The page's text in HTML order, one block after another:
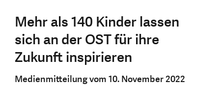
Mehr als 140 Kinder lassen
sich an der OST für ihre
Zukunft inspirieren
Medienmitteilung vom 10. November 2022